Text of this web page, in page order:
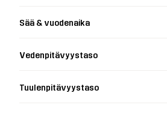
Sää & vuodenaika
Vedenpitävyystaso
Tuulenpitävyystaso